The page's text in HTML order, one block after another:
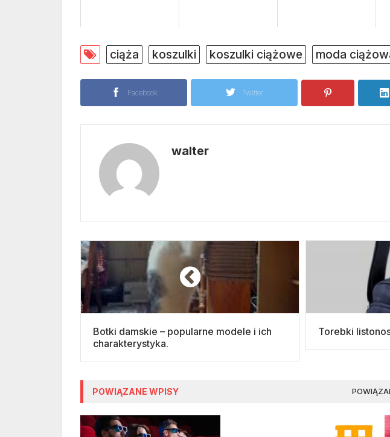
ciąża koszulki koszulki ciążowe moda
Facebook Twitter
walter
Botki damskie – popularne modele i ich
charakterystyka.
Torebki
POWIĄZANE WPISY